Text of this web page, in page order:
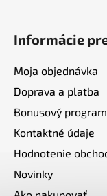
Informácie
Moja objednávka
Doprava a platba
Bonusový program
Kontaktné údaje
Hodnotenie
Novinky